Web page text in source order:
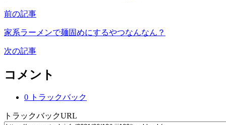
前の記事
家系ラーメンで麺固めにするやつなんなん？
次の記事
コメント
0 トラックバック
トラックバックURL